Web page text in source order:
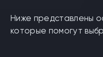
Ниже представлены
которые помогут